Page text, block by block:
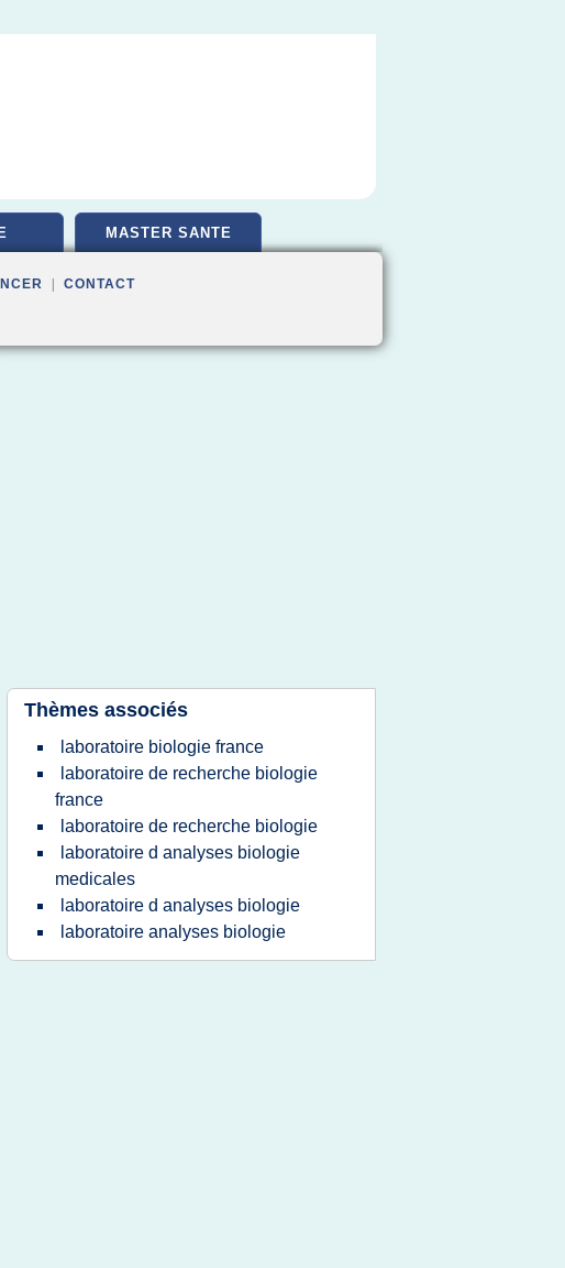
MASTER SANTE
CONTACT
Thèmes associés
laboratoire biologie france
laboratoire de recherche biologie
france
laboratoire de recherche biologie
laboratoire d analyses biologie
medicales
laboratoire d analyses biologie
laboratoire analyses biologie